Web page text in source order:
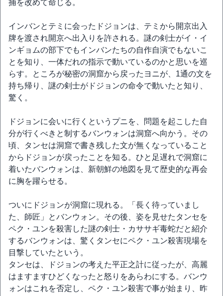
捕を改めて命じる。
インバンとテミに会ったドジョンは、テミから開京出入
牌を渡され開京へ出入りを許される。謎の剣士がイ・イ
ンギョムの部下でもインバンたちの自作自演でもないこ
とを知り、一体だれの指示で動いているのかと思いを巡
らす。ところが秘密の洞窟から戻ったヨニが、1通の文を
持ち帰り、謎の剣士がドジョンの命令で動いたと知り、
驚く。
ドジョンに会いに行くというプニを、問題を起こした自
分が行くべきと制するバンウォンは洞窟へ向かう。その
頃、タンセは洞窟で書き残した文が無くなっていること
からドジョンが戻ったことを知る。ひと足遅れで洞窟に
着いたバンウォンは、新朝鮮の地図を見て歴史的な再会
に胸を躍らせる。
ついにドジョンが洞窟に現れる。「長く待っていまし
た、師匠」とバンウォン。その後、姿を見せたタンセを
ペク・ユンを殺害した謎の剣士・カササギ毒蛇だと紹介
するバンウォンは、驚くタンセにペク・ユン殺害現場を
目撃していたという。
タンセは、ドジョンの考えた平正之計に従ったが、高麗
はますますひどくなったと怒りをあらわにする。バンウ
ォンはこれを否定し、ペク・ユン殺害で事が始まり、昨